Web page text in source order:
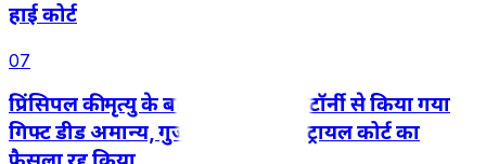
हाई कोर्ट
07
प्रिंसिपल की मृत्यु के बाद पावर ऑफ अटॉर्नी से किया गया
गिफ्ट डीड अमान्य, गुजरात हाईकोर्ट ने ट्रायल कोर्ट का